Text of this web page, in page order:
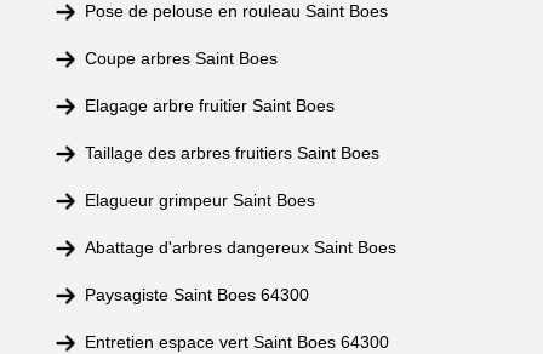
Pose de pelouse en rouleau Saint Boes
Coupe arbres Saint Boes
Elagage arbre fruitier Saint Boes
Taillage des arbres fruitiers Saint Boes
Elagueur grimpeur Saint Boes
Abattage d'arbres dangereux Saint Boes
Paysagiste Saint Boes 64300
Entretien espace vert Saint Boes 64300